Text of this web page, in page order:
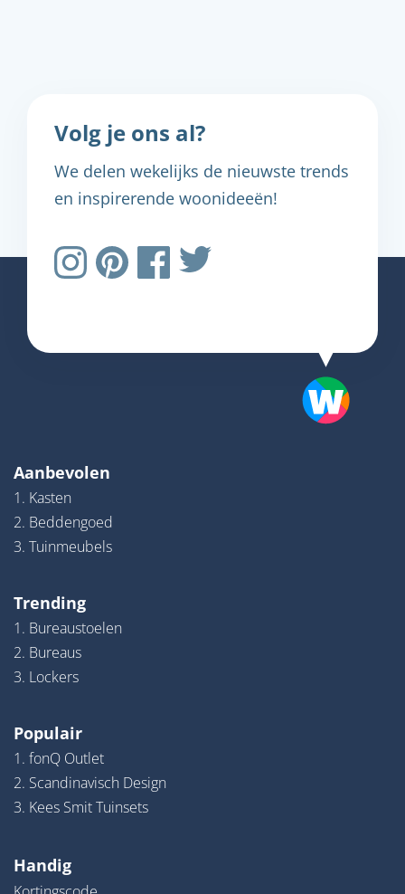
Volg je ons al?
We delen wekelijks de nieuwste trends
en inspirerende woonideeën!
Aanbevolen
1. Kasten
2. Beddengoed
3. Tuinmeubels
Trending
1. Bureaustoelen
2. Bureaus
3. Lockers
Populair
1. fonQ Outlet
2. Scandinavisch Design
3. Kees Smit Tuinsets
Handig